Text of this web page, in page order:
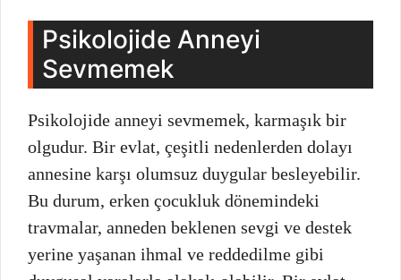
Psikolojide Anneyi
Sevmemek
Psikolojide anneyi sevmemek, karmaşık bir
olgudur. Bir evlat, çeşitli nedenlerden dolayı
annesine karşı olumsuz duygular besleyebilir.
Bu durum, erken çocukluk dönemindeki
travmalar, anneden beklenen sevgi ve destek
yerine yaşanan ihmal ve reddedilme gibi